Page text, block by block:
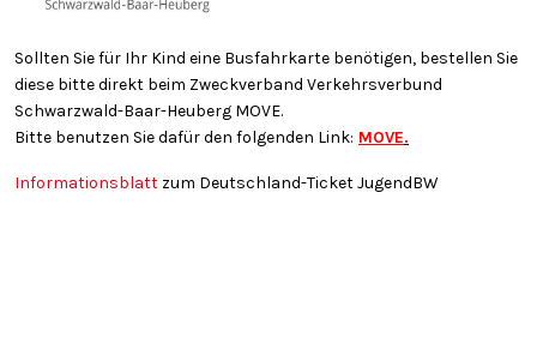
Sollten Sie für Ihr Kind eine Busfahrkarte benötigen, bestellen Sie
diese bitte direkt beim Zweckverband Verkehrsverbund
Schwarzwald-Baar-Heuberg MOVE.
Bitte benutzen Sie dafür den folgenden Link: MOVE.
Informationsblatt zum Deutschland-Ticket JugendBW